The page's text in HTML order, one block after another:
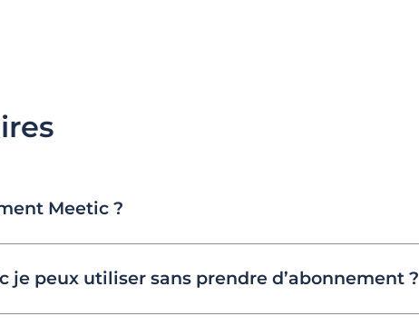
Meetic ?
peux utiliser sans prendre d’abonnement ?